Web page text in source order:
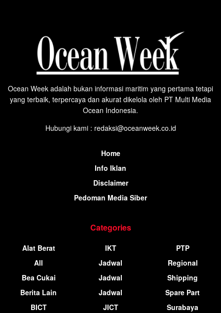
Ocean Week adalah bukan informasi maritim yang pertama tetapi
yang terbaik, terpercaya dan akurat dikelola oleh PT Multi Media
Ocean Indonesia.
Hubungi kami : redaksi@oceanweek.co.id
Home
Info Iklan
Disclaimer
Pedoman Media Siber
Categories
Alat Berat
All
Bea Cukai
Berita Lain
BICT
IKT
Jadwal
Jadwal
Jadwal
JICT
PTP
Regional
Shipping
Spare Part
Surabaya